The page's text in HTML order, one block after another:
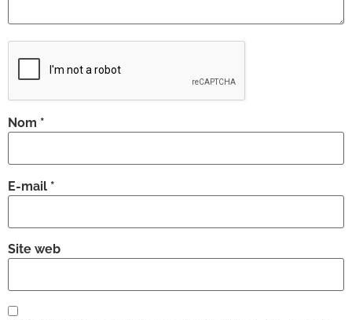
Nom *
E-mail *
Site web